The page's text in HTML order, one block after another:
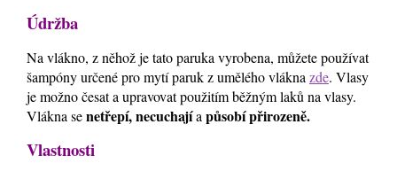
Údržba
Na vlákno, z něhož je tato paruka vyrobena, můžete používat
šampóny určené pro mytí paruk z umělého vláknazde. Vlasy
je možno česat a upravovat použitím běžným laků na vlasy.
Vlákna senetřepí, necuchajíapůsobí přirozeně.
Vlastnosti